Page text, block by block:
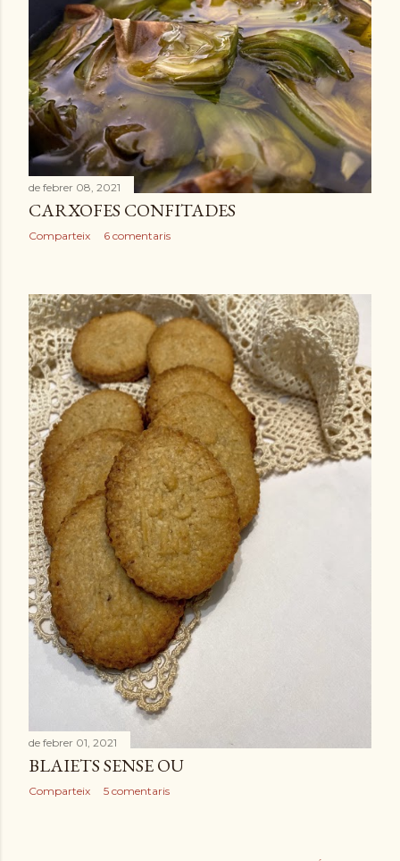
de febrer 08, 2021
CARXOFES CONFITADES
Comparteix 6 comentaris
de febrer 01, 2021
BLAIETS SENSE OU
Comparteix 5 comentaris